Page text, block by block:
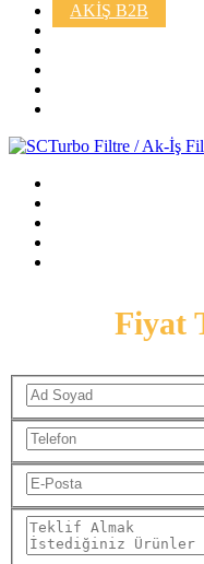
AKİŞ B2B
Fiyat